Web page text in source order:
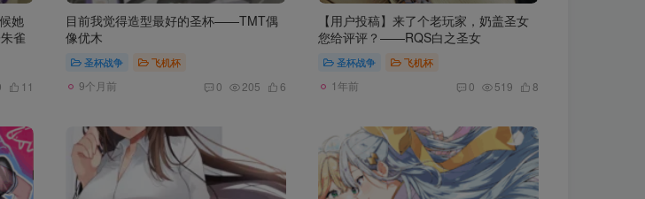
她
雀
11
目前我觉得造型最好的圣杯——TMT偶
像优木
圣杯战争 飞机杯
9个月前 0 205 6
【用户投稿】来了个老玩家，奶盖圣女
您给评评？——RQS白之圣女
圣杯战争 飞机杯
1年前 0 519 8